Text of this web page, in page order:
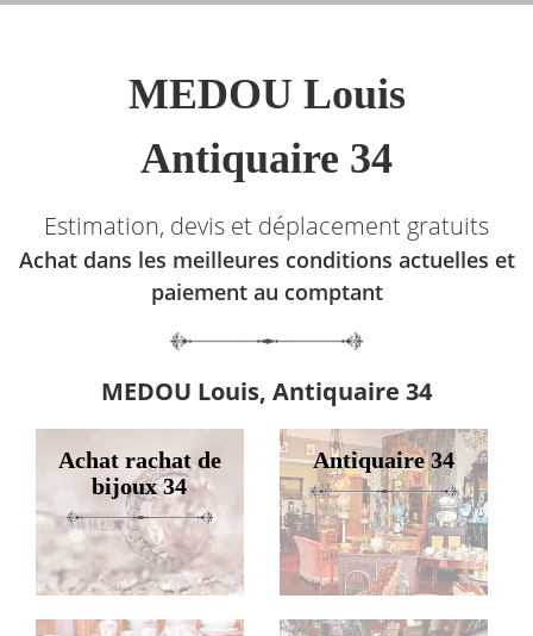
MEDOU Louis
Antiquaire 34
Estimation, devis et déplacement gratuits
Achat dans les meilleures conditions actuelles et
paiement au comptant
MEDOU Louis, Antiquaire 34
Achat rachat de
bijoux 34
Antiquaire 34